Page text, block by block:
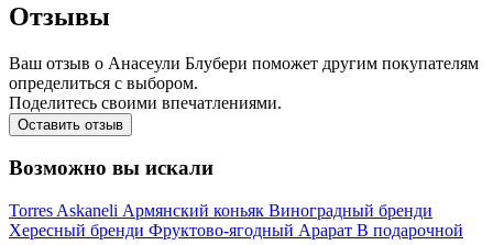
Отзывы
Ваш отзыв о Анасеули Блубери поможет другим покупателям
определиться с выбором.
Поделитесь своими впечатлениями.
Оставить отзыв
Возможно вы искали
Torres Askaneli Армянский коньяк Виноградный бренди
Хересный бренди Фруктово-ягодный Арарат В подарочной